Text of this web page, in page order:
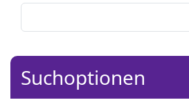
Suchoptionen